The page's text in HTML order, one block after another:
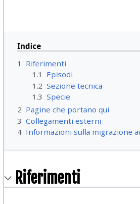
Indice
1
Riferimenti
1.1
Episodi
1.2 Sezione tecnica
1.3 Specie
2 Pagine che portano qui
3 Collegamenti esterni
4 Informazioni sulla migrazione
Riferimenti